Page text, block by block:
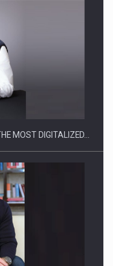
supun noilor
Demand
MOST DIGITALIZED…